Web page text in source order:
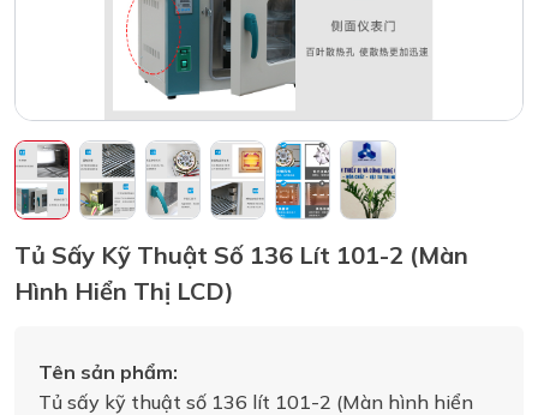
Tủ Sấy Kỹ Thuật Số 136 Lít 101-2 (Màn
Hình Hiển Thị LCD)
Tên sản phẩm:
Tủ sấy kỹ thuật số 136 lít 101-2 (Màn hình hiển